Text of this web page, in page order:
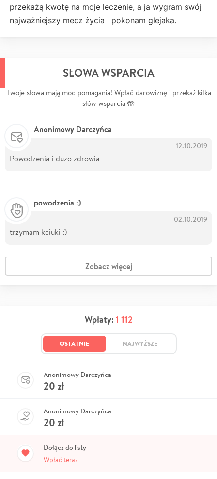
przekażą kwotę na moje leczenie, a ja wygram swój
najważniejszy mecz życia i pokonam glejaka.
SŁOWA WSPARCIA
Twoje słowa mają moc pomagania! Wpłać darowiznę i przekaż kilka
słów wsparcia 🤲
Anonimowy Darczyńca
12.10.2019
Powodzenia i duzo zdrowia
powodzenia :)
02.10.2019
trzymam kciuki :)
Zobacz więcej
Wpłaty: 1 112
OSTATNIE NAJWYŻSZE
Anonimowy Darczyńca
20 zł
Anonimowy Darczyńca
20 zł
Dołącz do listy
Wpłać teraz